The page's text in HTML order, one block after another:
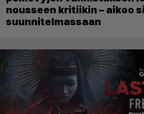
nousseen kritiikin – aikoo
suunnitelmassaan